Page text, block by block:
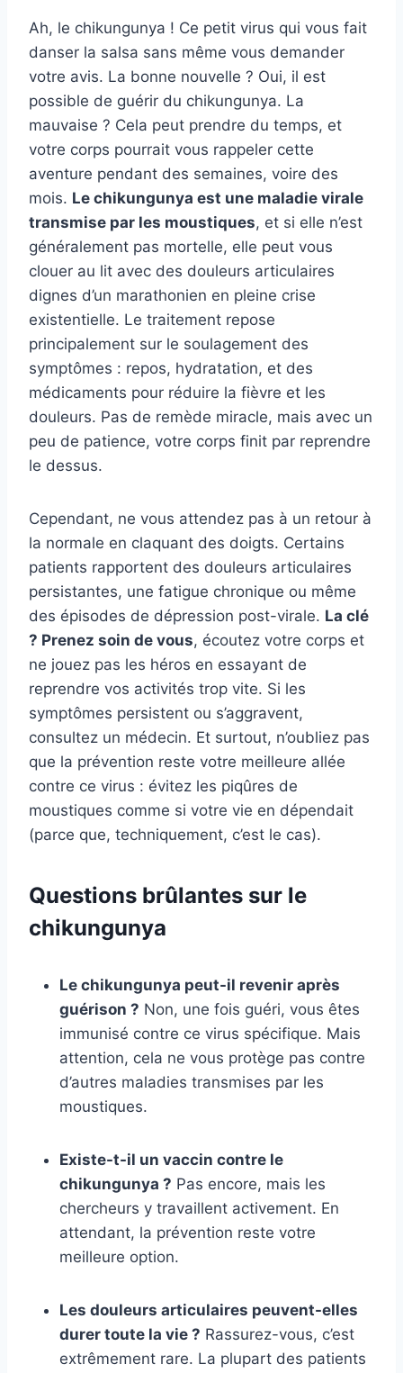
Ah, le chikungunya ! Ce petit virus qui vous fait
danser la salsa sans même vous demander
votre avis. La bonne nouvelle ? Oui, il est
possible de guérir du chikungunya. La
mauvaise ? Cela peut prendre du temps, et
votre corps pourrait vous rappeler cette
aventure pendant des semaines, voire des
mois. Le chikungunya est une maladie virale
transmise par les moustiques, et si elle n’est
généralement pas mortelle, elle peut vous
clouer au lit avec des douleurs articulaires
dignes d’un marathonien en pleine crise
existentielle. Le traitement repose
principalement sur le soulagement des
symptômes : repos, hydratation, et des
médicaments pour réduire la fièvre et les
douleurs. Pas de remède miracle, mais avec un
peu de patience, votre corps finit par reprendre
le dessus.
Cependant, ne vous attendez pas à un retour à
la normale en claquant des doigts. Certains
patients rapportent des douleurs articulaires
persistantes, une fatigue chronique ou même
des épisodes de dépression post-virale. La clé
? Prenez soin de vous, écoutez votre corps et
ne jouez pas les héros en essayant de
reprendre vos activités trop vite. Si les
symptômes persistent ou s’aggravent,
consultez un médecin. Et surtout, n’oubliez pas
que la prévention reste votre meilleure allée
contre ce virus : évitez les piqûres de
moustiques comme si votre vie en dépendait
(parce que, techniquement, c’est le cas).
Questions brûlantes sur le
chikungunya
Le chikungunya peut-il revenir après
guérison ? Non, une fois guéri, vous êtes
immunisé contre ce virus spécifique. Mais
attention, cela ne vous protège pas contre
d’autres maladies transmises par les
moustiques.
Existe-t-il un vaccin contre le
chikungunya ? Pas encore, mais les
chercheurs y travaillent activement. En
attendant, la prévention reste votre
meilleure option.
Les douleurs articulaires peuvent-elles
durer toute la vie ? Rassurez-vous, c’est
extrêmement rare. La plupart des patients